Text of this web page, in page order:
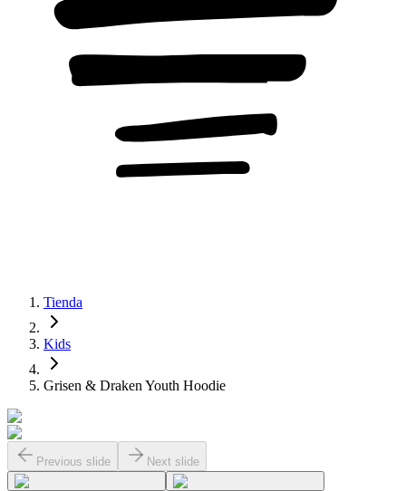
Tienda
Kids
Grisen & Draken Youth Hoodie
Previous slide Next slide